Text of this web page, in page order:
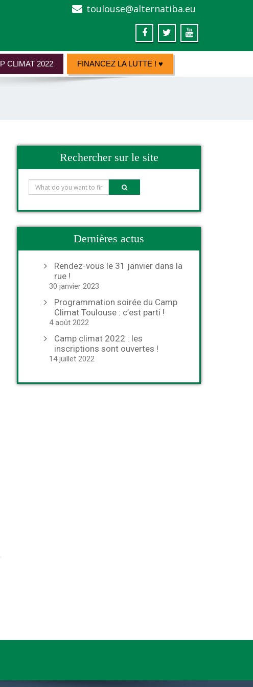
toulouse@alternatiba.eu
CLIMAT 2022 FINANCEZ LA LUTTE ! ♥
Rechercher sur le site
Dernières actus
Rendez-vous le 31 janvier dans la
rue !
30 janvier 2023
Programmation soirée du Camp
Climat Toulouse : c’est parti !
4 août 2022
Camp climat 2022 : les
inscriptions sont ouvertes !
14 juillet 2022